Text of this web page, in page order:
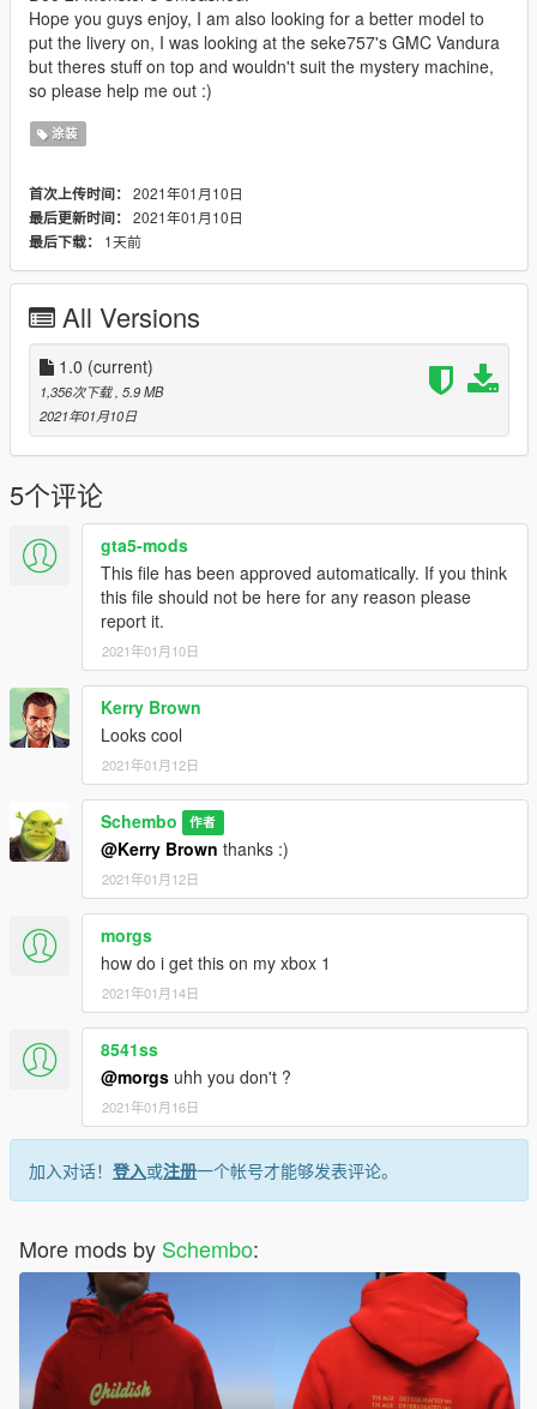
Hope you guys enjoy, I am also looking for a better model to
put the livery on, I was looking at the seke757's GMC Vandura
but theres stuff on top and wouldn't suit the mystery machine,
so please help me out :)
涂装
首次上传时间： 2021年01月10日
最后更新时间： 2021年01月10日
最后下载：
1天前
All Versions
1.0 (current)
1,356次下载 , 5.9 MB
2021年01月10日
5个评论
gta5-mods
This file has been approved automatically. If you think
this file should not be here for any reason please
report it.
2021年01月10日
Kerry Brown
Looks cool
2021年01月12日
Schembo 作者
@Kerry Brown thanks :)
2021年01月12日
morgs
how do i get this on my xbox 1
2021年01月14日
8541ss
@morgs uhh you don't ?
2021年01月16日
加入对话！ 登入或注册一个帐号才能够发表评论。
More mods by Schembo: